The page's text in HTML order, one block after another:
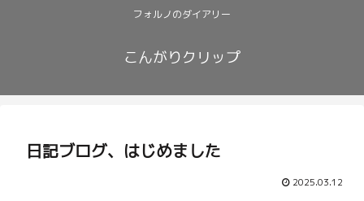
フォルノのダイアリー
こんがりクリップ
日記ブログ、はじめました
2025.03.12